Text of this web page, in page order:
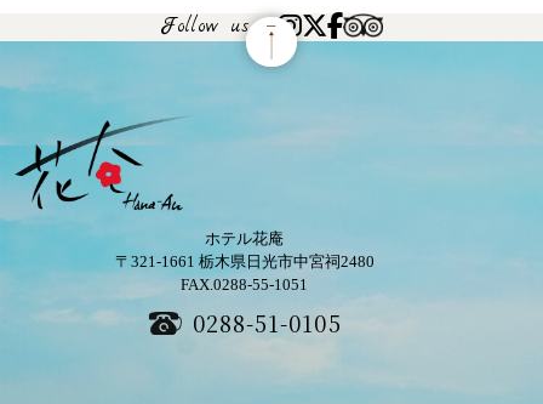
Follow us
ホテル花庵
〒321-1661 栃木県日光市中宮祠2480
FAX.0288-55-1051
0288-51-0105